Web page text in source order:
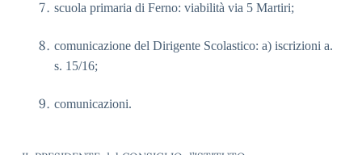
scuola primaria di Ferno: viabilità via 5 Martiri;
comunicazione del Dirigente Scolastico: a) iscrizioni a.
s. 15/16;
comunicazioni.